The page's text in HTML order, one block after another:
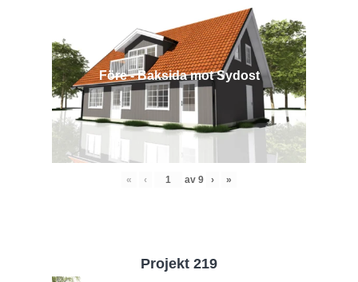
Före - Baksida mot Sydost
« ‹ av 9 › »
Projekt 219